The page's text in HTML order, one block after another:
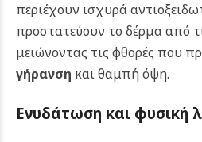
περιέχουν ισχυρά
προστατεύουν το δέρμα από
μειώνοντας τις φθορές που
γήρανση και θαμπή όψη.
Ενυδάτωση και φυσική